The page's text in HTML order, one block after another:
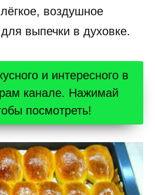
воздушное
выпечки в духовке.
и интересного в
канале. Нажимай
посмотреть!